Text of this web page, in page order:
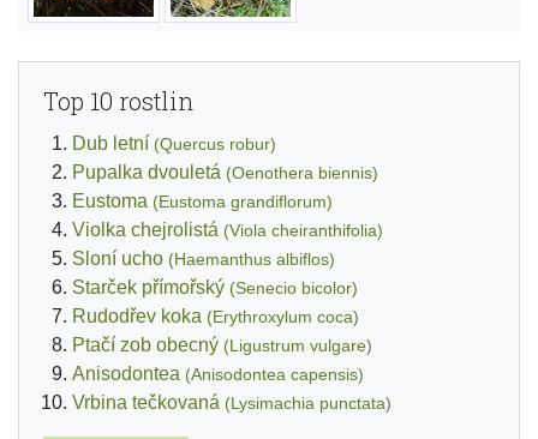
Top 10 rostlin
Dub letní (Quercus robur)
Pupalka dvouletá (Oenothera biennis)
Eustoma (Eustoma grandiflorum)
Violka chejrolistá (Viola cheiranthifolia)
Sloní ucho (Haemanthus albiflos)
Starček přímořský (Senecio bicolor)
Rudodřev koka (Erythroxylum coca)
Ptačí zob obecný (Ligustrum vulgare)
Anisodontea (Anisodontea capensis)
Vrbina tečkovaná (Lysimachia punctata)